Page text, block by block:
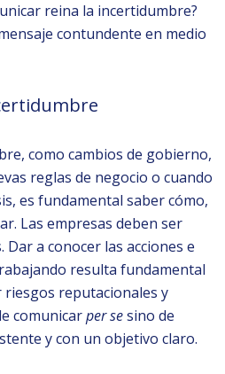
reina la incertidumbre?
contundente en medio
como cambios de gobierno,
reglas de negocio o cuando
es fundamental saber cómo,
Las empresas deben ser
a conocer las acciones e
resulta fundamental
reputacionales y
comunicarper sesino de
y con un objetivo claro.